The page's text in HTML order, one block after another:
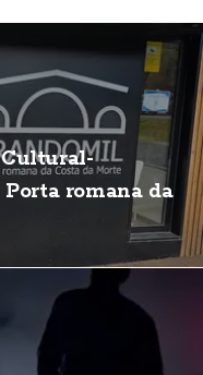
romana da